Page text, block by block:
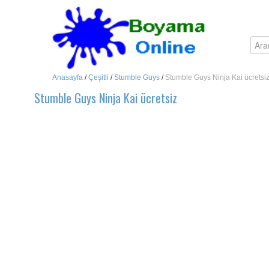
Anasayfa /Çeşitli /Stumble Guys / Stumble Guys Ninja Kai ücretsiz
Stumble Guys Ninja Kai ücretsiz